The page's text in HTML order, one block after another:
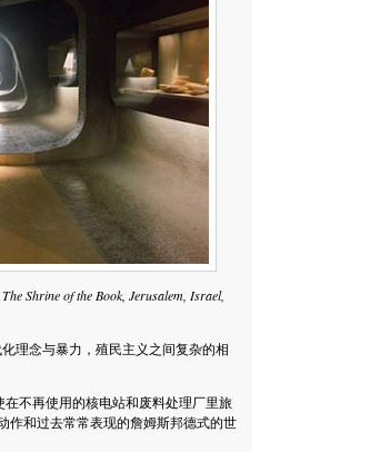
Shrine of the Book, Jerusalem, Israel,
理念与暴力，殖民主义之间复杂的相
在不再使用的核电站和废料处理厂里旅
作和过去常常表现的詹姆斯邦德式的世